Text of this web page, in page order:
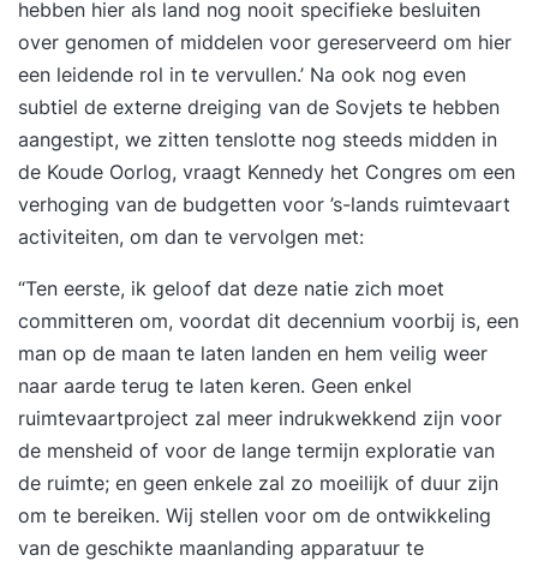
hebben hier als land nog nooit specifieke besluiten
over genomen of middelen voor gereserveerd om hier
een leidende rol in te vervullen.’ Na ook nog even
subtiel de externe dreiging van de Sovjets te hebben
aangestipt, we zitten tenslotte nog steeds midden in
de Koude Oorlog, vraagt Kennedy het Congres om een
verhoging van de budgetten voor ’s-lands ruimtevaart
activiteiten, om dan te vervolgen met:
“Ten eerste, ik geloof dat deze natie zich moet
committeren om, voordat dit decennium voorbij is, een
man op de maan te laten landen en hem veilig weer
naar aarde terug te laten keren. Geen enkel
ruimtevaartproject zal meer indrukwekkend zijn voor
de mensheid of voor de lange termijn exploratie van
de ruimte; en geen enkele zal zo moeilijk of duur zijn
om te bereiken. Wij stellen voor om de ontwikkeling
van de geschikte maanlanding apparatuur te